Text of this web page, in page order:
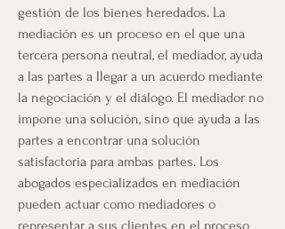
gestión de los bienes heredados. La
mediación es un proceso en el que una
tercera persona neutral, el mediador, ayuda
a las partes a llegar a un acuerdo mediante
la negociación y el diálogo. El mediador no
impone una solución, sino que ayuda a las
partes a encontrar una solución
satisfactoria para ambas partes. Los
abogados especializados en mediación
pueden actuar como mediadores o
representar a sus clientes en el proceso